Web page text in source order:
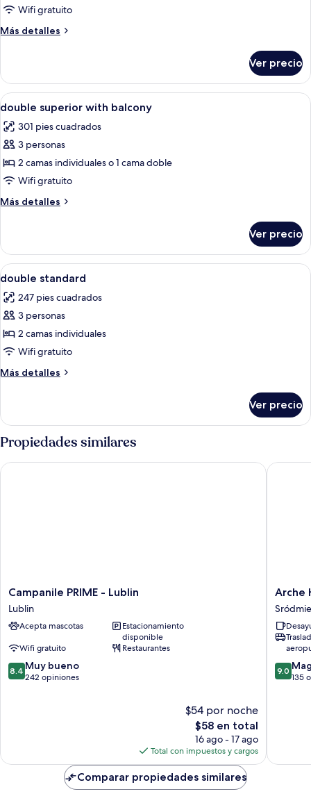
double
standard
with
Wifi gratuito
Más detalles
Más
standard
with
balcony
Ver precio
Abrir
todas
las
fotos
de
double
superior
with
1
double superior with balcony
301 pies cuadrados
3 personas
2 camas individuales o 1 cama doble
Wifi gratuito
Más detalles
Más
superior
with
balcony
Ver precio
Abrir
todas
las
fotos
de
double
standard
2
double standard
247 pies cuadrados
3 personas
2 camas individuales
Wifi gratuito
Más detalles
Más
standard
Ver precio
Propiedades similares
Campanile
PRIME
-
Lublin
Campanile PRIME - Lublin
Lublin
Acepta mascotas
Estacionamiento
disponible
Wifi gratuito
Restaurantes
8.4
de
8.4 Muy bueno
242 opiniones
$54 por noche
El
precio
actual
es
de
$58
$58 en total
16 ago - 17 ago
Total con impuestos y cargos
Campanile PRIME - Lublin
Arche
Hotel
Lublin
Arche
9.0
de
9.0
135
Arche
Comparar propiedades similares